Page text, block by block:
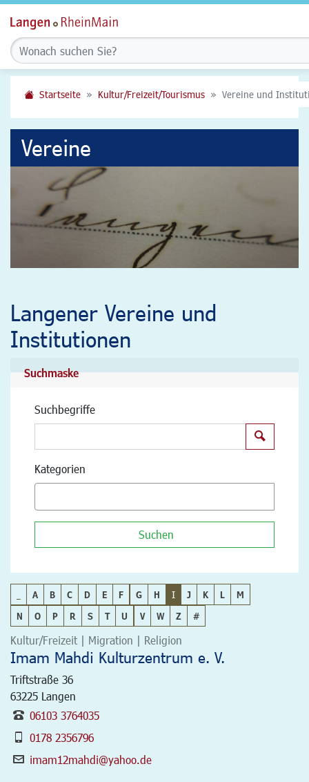
Startseite Kultur/Freizeit/Tourismus Vereine und
Vereine
Langener Vereine und
Institutionen
Suchmaske
Suchbegriffe
Kategorien
Suchen
A B C D E F G H I J K L
M
N
O P R S T U V W Z #
Kultur/Freizeit | Migration | Religion
Imam Mahdi Kulturzentrum e. V.
Triftstraße 36
63225 Langen
06103 3764035
0178 2356796
imam12mahdi@yahoo.de